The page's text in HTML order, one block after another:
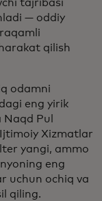
tajribasi
— oddiy
qilish
odamni
eng yirik
Pul
Xizmatlar
yangi, ammo
eng
uchun ochiq va
qiling.